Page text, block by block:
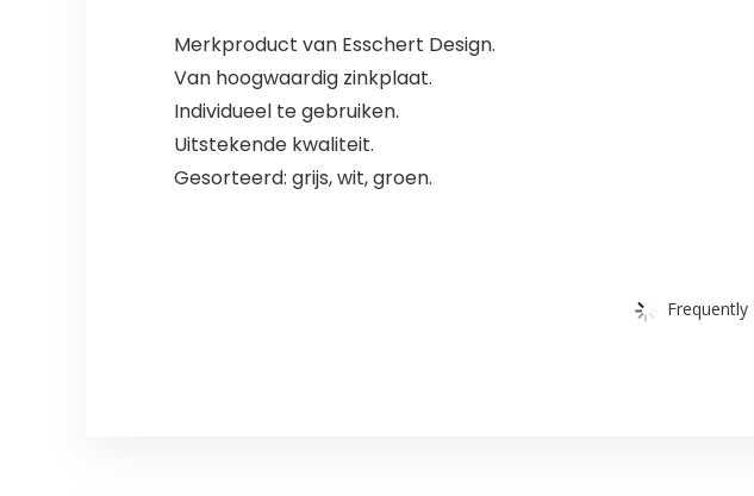
Merkproduct van Esschert Design.
Van hoogwaardig zinkplaat.
Individueel te gebruiken.
Uitstekende kwaliteit.
Gesorteerd: grijs, wit, groen.